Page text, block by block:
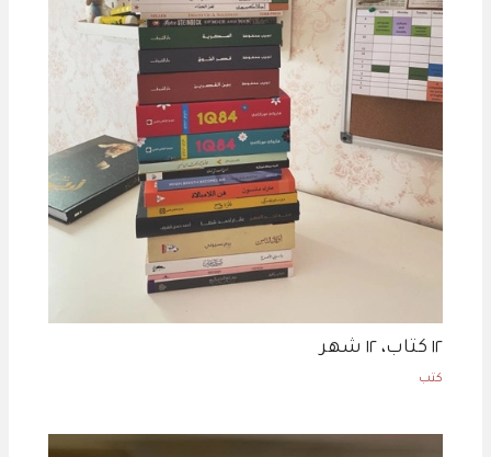
١٢ كتاب، ١٢ شهر
كتب